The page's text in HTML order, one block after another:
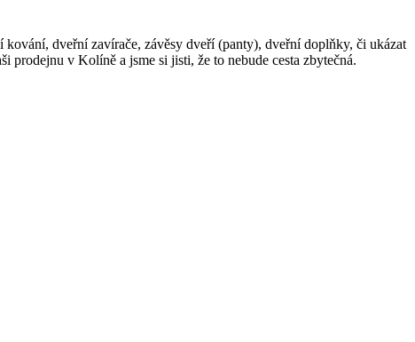
dveřní zavírače, závěsy dveří (panty), dveřní doplňky, či ukázat
prodejnu v Kolíně a jsme si jisti, že to nebude cesta zbytečná.